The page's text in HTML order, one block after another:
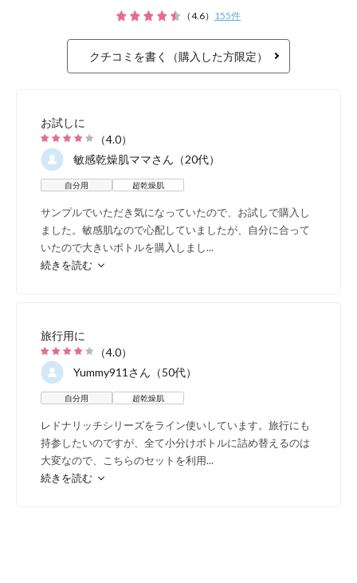
うるおいに満ちた弾む
た大人の肌悩みにトータルア
肌」スキンケアです。
肌循環を促しハリ・ツ
３つのケアサイクル
（4.6） 155件
クチコミを書く（購入した方限定）
お試しに
（4.0）
敏感乾燥肌ママさん（20代）
自分用 超乾燥肌
サンプルでいただき気になっていたので、お試しで購入し
ました。敏感肌なので心配していましたが、自分に合って
いたので大きいボトルを購入しまし...
続きを読む
旅行用に
（4.0）
Yummy911 さん（50代）
自分用 超乾燥肌
レドナリッチシリーズをライン使いしています。旅行にも
持参したいのですが、全て小分けボトルに詰め替えるのは
大変なので、こちらのセットを利用...
続きを読む